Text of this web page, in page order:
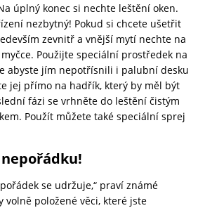
úplný konec si nechte leštění oken.
nezbytný! Pokud si chcete ušetřit
zevnitř a vnější mytí nechte na
Použijte speciální prostředek na
abyste jím nepotřísnili i palubní desku
jej přímo na hadřík, který by měl být
fázi se vrhněte do leštění čistým
Použít můžete také speciální sprej
se udržuje,“ praví známé
volně položené věci, které jste